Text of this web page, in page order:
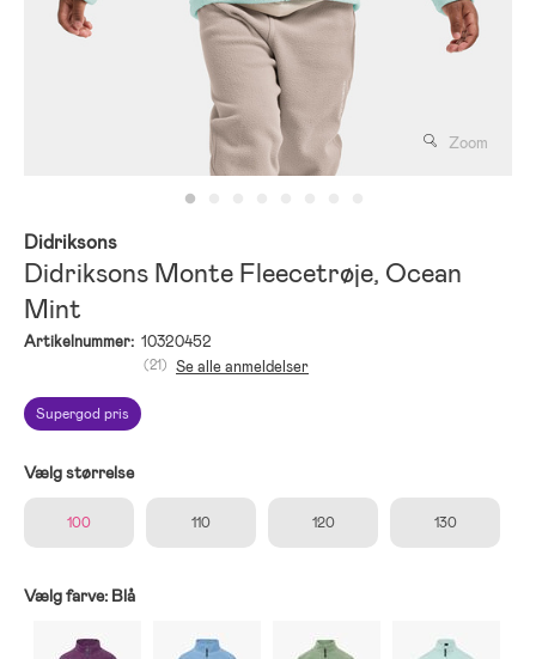
Zoom
Didriksons
Didriksons Monte Fleecetrøje, Ocean
Mint
Artikelnummer: 10320452
Supergod pris
(21) Se alle anmeldelser
Vælg størrelse
100 110 120 130
Vælg farve: Blå